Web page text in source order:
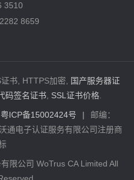
3510
8659
书, HTTPS加密, 国产服务器证
码签名证书, SSL证书价格.
粤ICP备15002424号 |
邮编：
通电子认证服务有限公司注册商
限公司 WoTrus CA Limited All